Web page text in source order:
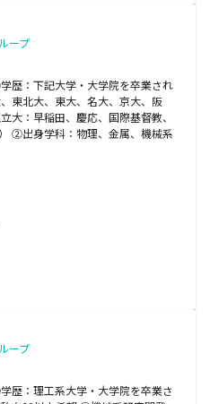
ープ
歴：下記大学・大学院を卒業され
東北大、東大、名大、京大、阪
大：早稲田、慶応、国際基督教、
②出身学科：物理、金属、機械系
ープ
歴：理工系大学・大学院を卒業さ